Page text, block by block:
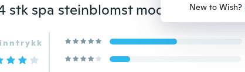
New to Wish?
Topp vegg Deocr lerretmaling 4 stk spa steinblomst moderne trykt oljebilder skjønnhet i hjemmet stue uten rammestørrelse 12 av 32